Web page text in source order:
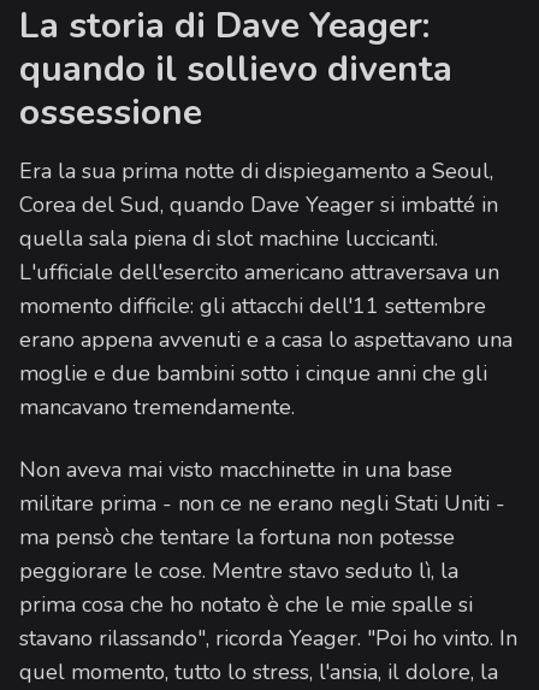
La storia di Dave Yeager:
quando il sollievo diventa
ossessione
Era la sua prima notte di dispiegamento a Seoul,
Corea del Sud, quando Dave Yeager si imbatté in
quella sala piena di slot machine luccicanti.
L'ufficiale dell'esercito americano attraversava un
momento difficile: gli attacchi dell'11 settembre
erano appena avvenuti e a casa lo aspettavano una
moglie e due bambini sotto i cinque anni che gli
mancavano tremendamente.
Non aveva mai visto macchinette in una base
militare prima - non ce ne erano negli Stati Uniti -
ma pensò che tentare la fortuna non potesse
peggiorare le cose. Mentre stavo seduto lì, la
prima cosa che ho notato è che le mie spalle si
stavano rilassando", ricorda Yeager. "Poi ho vinto. In
quel momento, tutto lo stress, l'ansia, il dolore, la